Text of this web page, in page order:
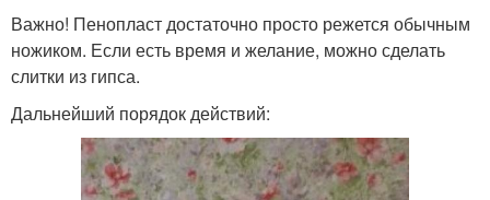
Важно! Пенопласт достаточно просто режется обычным
ножиком. Если есть время и желание, можно сделать
слитки из гипса.
Дальнейший порядок действий: